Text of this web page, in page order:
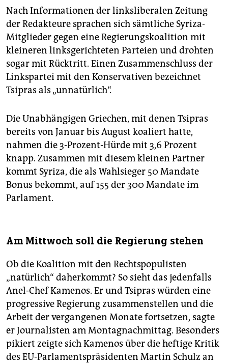
Nach Informationen der linksliberalen Zeitung
der Redakteure sprachen sich sämtliche Syriza-
Mitglieder gegen eine Regierungskoalition mit
kleineren linksgerichteten Parteien und drohten
sogar mit Rücktritt. Einen Zusammenschluss der
Linkspartei mit den Konservativen bezeichnet
Tsipras als „unnatürlich“.
Die Unabhängigen Griechen, mit denen Tsipras
bereits von Januar bis August koaliert hatte,
nahmen die 3-Prozent-Hürde mit 3,6 Prozent
knapp. Zusammen mit diesem kleinen Partner
kommt Syriza, die als Wahlsieger 50 Mandate
Bonus bekommt, auf 155 der 300 Mandate im
Parlament.
Am Mittwoch soll die Regierung stehen
Ob die Koalition mit den Rechtspopulisten
„natürlich“ daherkommt? So sieht das jedenfalls
Anel-Chef Kamenos. Er und Tsipras würden eine
progressive Regierung zusammenstellen und die
Arbeit der vergangenen Monate fortsetzen, sagte
er Journalisten am Montagnachmittag. Besonders
pikiert zeigte sich Kamenos über die heftige Kritik
des EU-Parlamentspräsidenten Martin Schulz an